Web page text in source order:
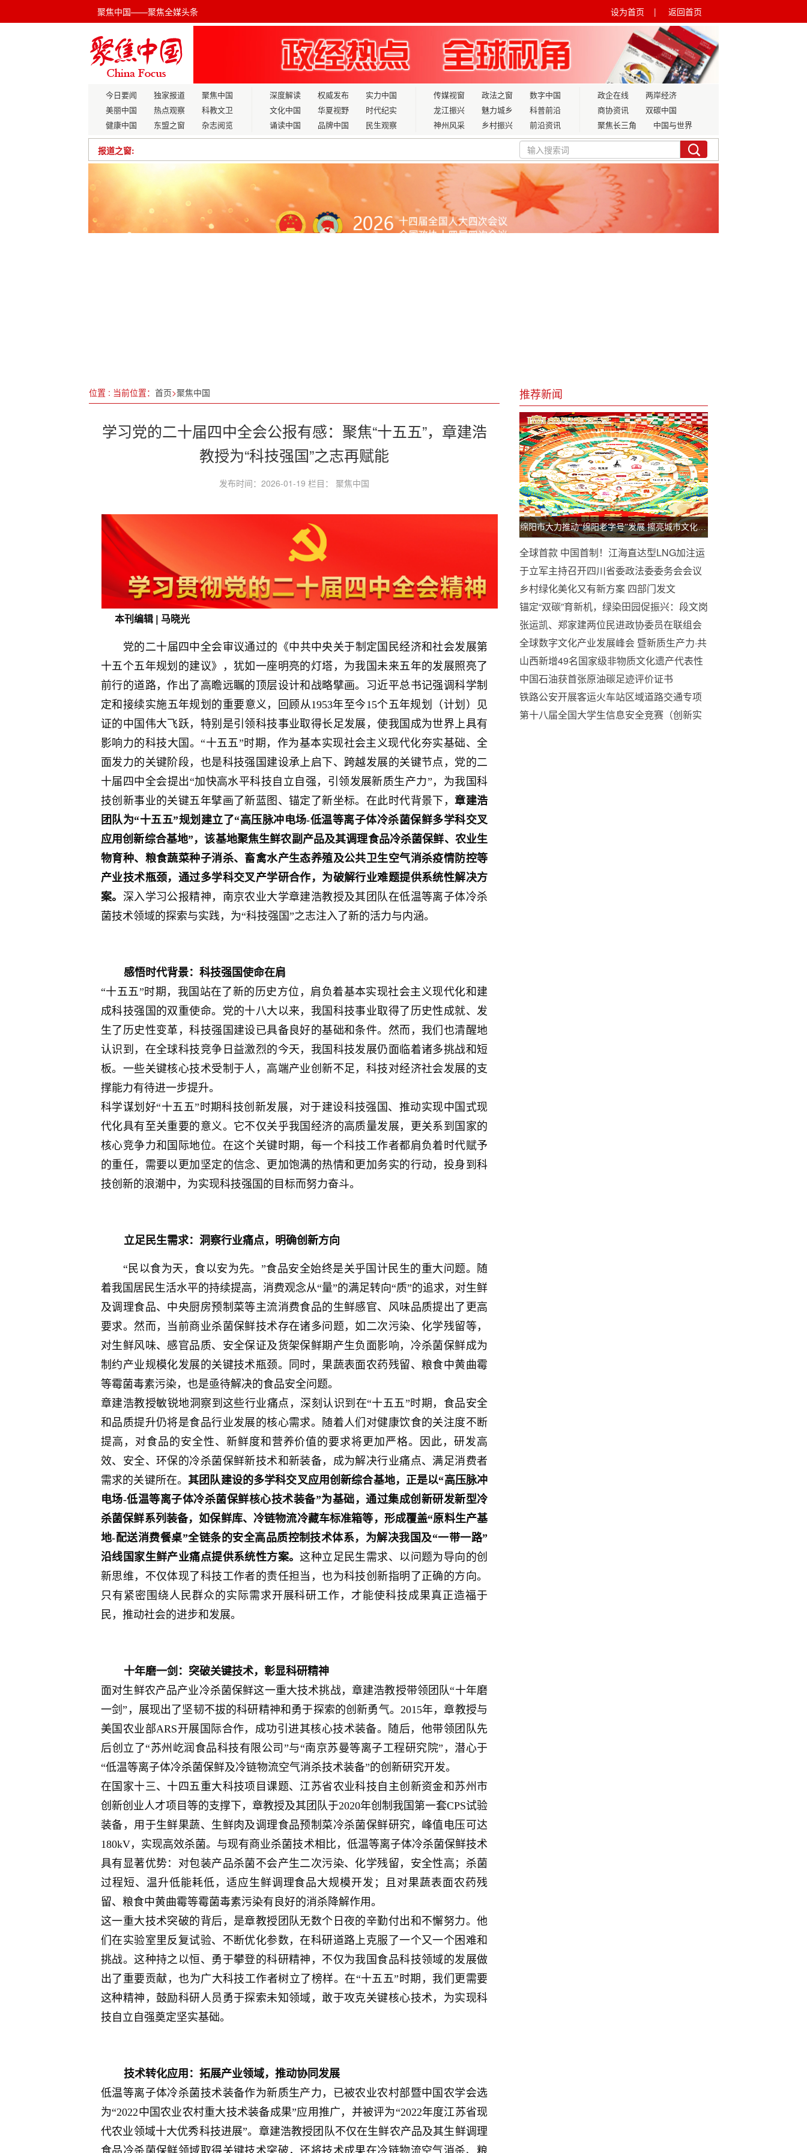
聚焦中国——聚焦全媒头条 返回首页
设为首页 |
今日要闻 独家报道
聚焦中国
美丽中国
热点观察
科教文卫
健康中国
东盟之窗 杂志阅览
深度解读 权威发布
实力中国
文化中国
华夏视野
时代纪实
诵读中国
品牌中国 民生观察
传媒视窗 政法之窗
数字中国
龙江振兴
魅力城乡
科普前沿
神州风采
乡村振兴 前沿资讯
政企在线
两岸经济
商协资讯
双碳中国
聚焦长三角
中国与世界
报道之窗:
周祖翼会见新华通讯社总编辑吕岩松
涵盖五大品牌，上交会“技术贸易+”2025年公共服务启动
深学细悟全会精神 勇担时代发展使命——学习党的二十届四中全会公报有感之赵庆霞篇
长三角一体化，更好“先行探路、引领示范、辐射带动”
位置 : 当前位置： 首页>聚焦中国
学习党的二十届四中全会公报有感：聚焦“十五五”，章建浩
教授为“科技强国”之志再赋能
发布时间：2026-01-19 栏目： 聚焦中国
本刊编辑 | 马晓光
党的二十届四中全会审议通过的《中共中央关于制定国民经济和社会发展第
十五个五年规划的建议》，犹如一座明亮的灯塔，为我国未来五年的发展照亮了
前行的道路，作出了高瞻远瞩的顶层设计和战略擘画。习近平总书记强调科学制
定和接续实施五年规划的重要意义，回顾从1953年至今15个五年规划（计划）见
证的中国伟大飞跃，特别是引领科技事业取得长足发展，使我国成为世界上具有
影响力的科技大国。“十五五”时期，作为基本实现社会主义现代化夯实基础、全
面发力的关键阶段，也是科技强国建设承上启下、跨越发展的关键节点，党的二
十届四中全会提出“加快高水平科技自立自强，引领发展新质生产力”，为我国科
技创新事业的关键五年擘画了新蓝图、锚定了新坐标。在此时代背景下，章建浩
团队为“十五五”规划建立了“高压脉冲电场-低温等离子体冷杀菌保鲜多学科交叉
应用创新综合基地”，该基地聚焦生鲜农副产品及其调理食品冷杀菌保鲜、农业生
物育种、粮食蔬菜种子消杀、畜禽水产生态养殖及公共卫生空气消杀疫情防控等
产业技术瓶颈，通过多学科交叉产学研合作，为破解行业难题提供系统性解决方
案。 深入学习公报精神，南京农业大学章建浩教授及其团队在低温等离子体冷杀
菌技术领域的探索与实践，为“科技强国”之志注入了新的活力与内涵。
感悟时代背景：科技强国使命在肩
“十五五”时期，我国站在了新的历史方位，肩负着基本实现社会主义现代化和建
成科技强国的双重使命。党的十八大以来，我国科技事业取得了历史性成就、发
生了历史性变革，科技强国建设已具备良好的基础和条件。然而，我们也清醒地
认识到，在全球科技竞争日益激烈的今天，我国科技发展仍面临着诸多挑战和短
板。一些关键核心技术受制于人，高端产业创新不足，科技对经济社会发展的支
撑能力有待进一步提升。
科学谋划好“十五五”时期科技创新发展，对于建设科技强国、推动实现中国式现
代化具有至关重要的意义。它不仅关乎我国经济的高质量发展，更关系到国家的
核心竞争力和国际地位。在这个关键时期，每一个科技工作者都肩负着时代赋予
的重任，需要以更加坚定的信念、更加饱满的热情和更加务实的行动，投身到科
技创新的浪潮中，为实现科技强国的目标而努力奋斗。
立足民生需求：洞察行业痛点，明确创新方向
“民以食为天，食以安为先。”食品安全始终是关乎国计民生的重大问题。随
着我国居民生活水平的持续提高，消费观念从“量”的满足转向“质”的追求，对生鲜
及调理食品、中央厨房预制菜等主流消费食品的生鲜感官、风味品质提出了更高
要求。然而，当前商业杀菌保鲜技术存在诸多问题，如二次污染、化学残留等，
对生鲜风味、感官品质、安全保证及货架保鲜期产生负面影响，冷杀菌保鲜成为
制约产业规模化发展的关键技术瓶颈。同时，果蔬表面农药残留、粮食中黄曲霉
等霉菌毒素污染，也是亟待解决的食品安全问题。
章建浩教授敏锐地洞察到这些行业痛点，深刻认识到在“十五五”时期，食品安全
和品质提升仍将是食品行业发展的核心需求。随着人们对健康饮食的关注度不断
提高，对食品的安全性、新鲜度和营养价值的要求将更加严格。因此，研发高
效、安全、环保的冷杀菌保鲜新技术和新装备，成为解决行业痛点、满足消费者
需求的关键所在。 其团队建设的多学科交叉应用创新综合基地，正是以“高压脉冲
电场-低温等离子体冷杀菌保鲜核心技术装备”为基础，通过集成创新研发新型冷
杀菌保鲜系列装备，如保鲜库、冷链物流冷藏车标准箱等，形成覆盖“原料生产基
地-配送消费餐桌”全链条的安全高品质控制技术体系，为解决我国及“一带一路”
沿线国家生鲜产业痛点提供系统性方案。这种立足民生需求、以问题为导向的创
新思维，不仅体现了科技工作者的责任担当，也为科技创新指明了正确的方向。
只有紧密围绕人民群众的实际需求开展科研工作，才能使科技成果真正造福于
民，推动社会的进步和发展。
十年磨一剑：突破关键技术，彰显科研精神
面对生鲜农产品产业冷杀菌保鲜这一重大技术挑战，章建浩教授带领团队“十年磨
一剑”，展现出了坚韧不拔的科研精神和勇于探索的创新勇气。2015年，章教授与
美国农业部ARS开展国际合作，成功引进其核心技术装备。随后，他带领团队先
后创立了“苏州屹润食品科技有限公司”与“南京苏曼等离子工程研究院”，潜心于
“低温等离子体冷杀菌保鲜及冷链物流空气消杀技术装备”的创新研究开发。
在国家十三、十四五重大科技项目课题、江苏省农业科技自主创新资金和苏州市
创新创业人才项目等的支撑下，章教授及其团队于2020年创制我国第一套CPS试验
装备，用于生鲜果蔬、生鲜肉及调理食品预制菜冷杀菌保鲜研究，峰值电压可达
180kV，实现高效杀菌。与现有商业杀菌技术相比，低温等离子体冷杀菌保鲜技术
具有显著优势：对包装产品杀菌不会产生二次污染、化学残留，安全性高；杀菌
过程短、温升低能耗低，适应生鲜调理食品大规模开发；且对果蔬表面农药残
留、粮食中黄曲霉等霉菌毒素污染有良好的消杀降解作用。
这一重大技术突破的背后，是章教授团队无数个日夜的辛勤付出和不懈努力。他
们在实验室里反复试验、不断优化参数，在科研道路上克服了一个又一个困难和
挑战。这种持之以恒、勇于攀登的科研精神，不仅为我国食品科技领域的发展做
出了重要贡献，也为广大科技工作者树立了榜样。在“十五五”时期，我们更需要
这种精神，鼓励科研人员勇于探索未知领域，敢于攻克关键核心技术，为实现科
技自立自强奠定坚实基础。
技术转化应用：拓展产业领域，推动协同发展
低温等离子体冷杀菌技术装备作为新质生产力，已被农业农村部暨中国农学会选
为“2022中国农业农村重大技术装备成果”应用推广，并被评为“2022年度江苏省现
代农业领域十大优秀科技进展”。章建浩教授团队不仅在生鲜农产品及其生鲜调理
食品冷杀菌保鲜领域取得关键技术突破，还将技术成果在冷链物流空气消杀、粮
推荐新闻
绵阳市大力推动“绵阳老字号”发展 擦亮城市文化“金名片”
全球首款 中国首制！江海直达型LNG加注运
输船完工交付
于立军主持召开四川省委政法委委务会会议
传达学习全国两会精神
乡村绿化美化又有新方案 四部门发文
锚定“双碳”育新机，绿染田园促振兴：段文岗
的纳米农药之路与“十五五”农业绿色转型
张运凯、郑家建两位民进政协委员在联组会
上发言
全球数字文化产业发展峰会 暨新质生产力·共
享智造·跨境电商发展峰会隆重召开
山西新增49名国家级非物质文化遗产代表性
传承人
中国石油获首张原油碳足迹评价证书
铁路公安开展客运火车站区域道路交通专项
整治
第十八届全国大学生信息安全竞赛（创新实